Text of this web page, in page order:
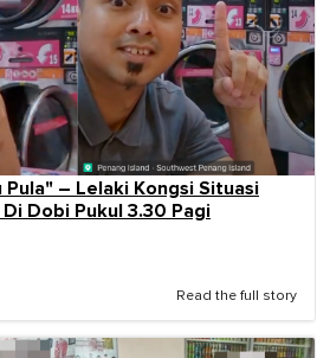
– Lelaki Kongsi Situasi
Dobi Pukul 3.30 Pagi
Read the full story